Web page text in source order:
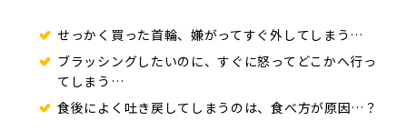
せっかく買った首輪、嫌がってすぐ外してしまう…
ブラッシングしたいのに、すぐに怒ってどこかへ行っ
てしまう…
食後によく吐き戻してしまうのは、食べ方が原因…？